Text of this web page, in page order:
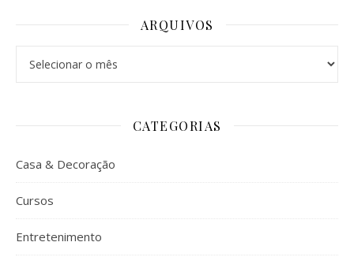
ARQUIVOS
CATEGORIAS
Casa & Decoração
Cursos
Entretenimento